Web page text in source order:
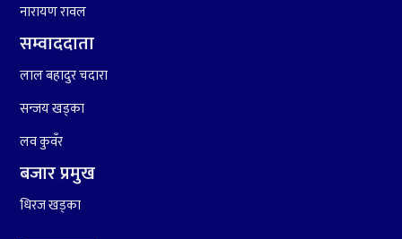
नारायण रावल
सम्वाददाता
लाल बहादुर चदारा
सन्जय खड्का
लव कुवँर
बजार प्रमुख
धिरज खड्का